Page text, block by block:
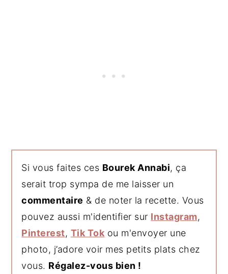
Si vous faites ces Bourek Annabi, ça
serait trop sympa de me laisser un
commentaire & de noter la recette. Vous
pouvez aussi m'identifier sur Instagram,
Pinterest, Tik Tok ou m'envoyer une
photo, j’adore voir mes petits plats chez
vous. Régalez-vous bien !